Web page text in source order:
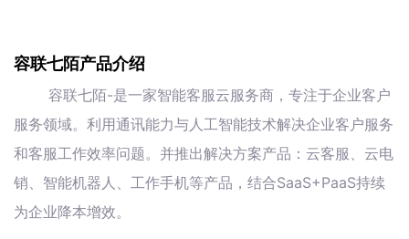
容联七陌产品介绍
容联七陌-是一家智能客服云服务商，专注于企业客户
服务领域。利用通讯能力与人工智能技术解决企业客户服务
和客服工作效率问题。并推出解决方案产品：云客服、云电
销、智能机器人、工作手机等产品，结合SaaS+PaaS持续
为企业降本增效。